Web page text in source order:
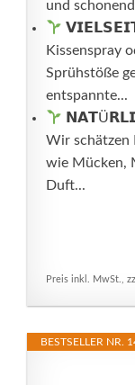
und
Kissenspray
Sprühstöße
entspannte...
Wir schätzen
wie Mücken,
Duft...
Preis inkl. MwSt.,
BESTSELLER NR.